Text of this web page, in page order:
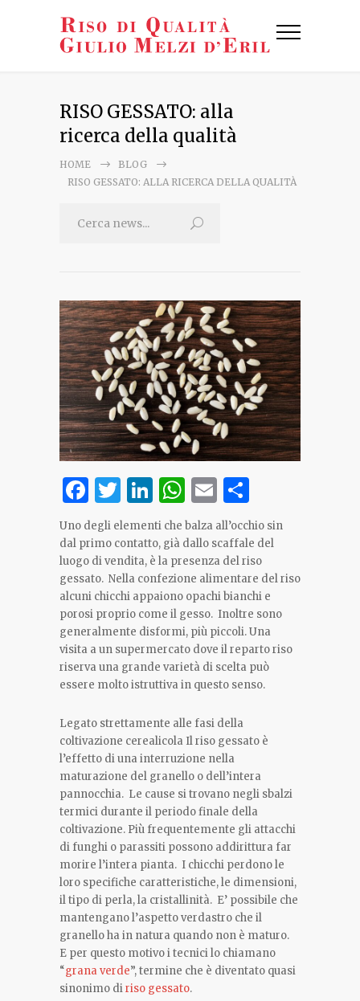
RISO GESSATO: alla
ricerca della qualità
HOME
BLOG
RISO GESSATO: ALLA RICERCA DELLA QUALITÀ
Facebook
Twitter
LinkedIn
WhatsApp
Email
Uno degli elementi che balza all’occhio sin
dal primo contatto, già dallo scaffale del
luogo di vendita, è la presenza del riso
gessato. Nella confezione alimentare del riso
alcuni chicchi appaiono opachi bianchi e
porosi proprio come il gesso. Inoltre sono
generalmente disformi, più piccoli. Una
visita a un supermercato dove il reparto riso
riserva una grande varietà di scelta può
essere molto istruttiva in questo senso.
Legato strettamente alle fasi della
coltivazione cerealicola Il riso gessato è
l’effetto di una interruzione nella
maturazione del granello o dell’intera
pannocchia. Le cause si trovano negli sbalzi
termici durante il periodo finale della
coltivazione. Più frequentemente gli attacchi
di funghi o parassiti possono addirittura far
morire l’intera pianta. I chicchi perdono le
loro specifiche caratteristiche, le dimensioni,
il tipo di perla, la cristallinità. E’ possibile che
mantengano l’aspetto verdastro che il
granello ha in natura quando non è maturo.
E per questo motivo i tecnici lo chiamano
“grana verde”, termine che è diventato quasi
sinonimo diriso gessato.